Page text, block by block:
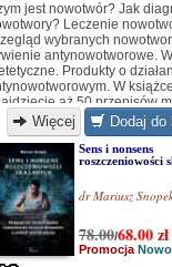
jest nowotwór? Jak
Leczenie
wybranych
antynowotworowe.
Produkty o
W książce
aż 50 przepisów
owocowa, omlet
kanapki z pastą
drobiowe z ryżem,
Więcej Dodaj
Sens i nonsens
roszczeniowości
dr Mariusz
78.00/68.00zł
Promocja